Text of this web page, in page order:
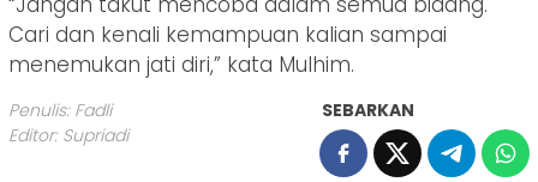
Cari dan kenali kemampuan kalian sampai
menemukan jati diri,” kata Mulhim.
Penulis: Fadli
Editor: Supriadi
SEBARKAN